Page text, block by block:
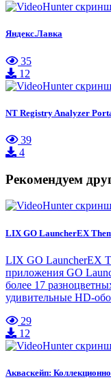
Яндекс.Лавка
35
12
NT Registry Analyzer
39
4
Рекомендуем
LIX GO LauncherEX
LIX GO LauncherEX
приложения GO
более 17
удивительные HD-
29
12
Акваскейп: